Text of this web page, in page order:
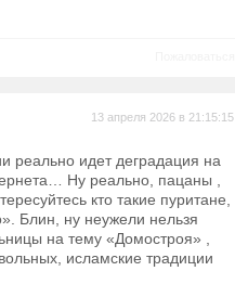
13 апреля 2026 в 21:15:15
реально идет деградация на
Ну реально, пацаны ,
кто такие пуритане,
Блин, ну неужели нельзя
на тему «Домостроя» ,
исламские традиции